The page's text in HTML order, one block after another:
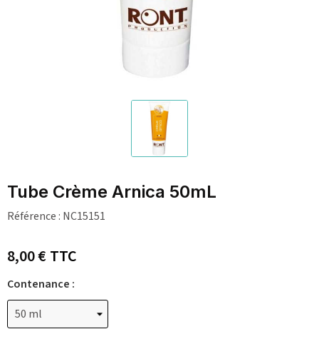
Tube Crème Arnica 50mL
Référence : NC15151
8,00 €TTC
Contenance :